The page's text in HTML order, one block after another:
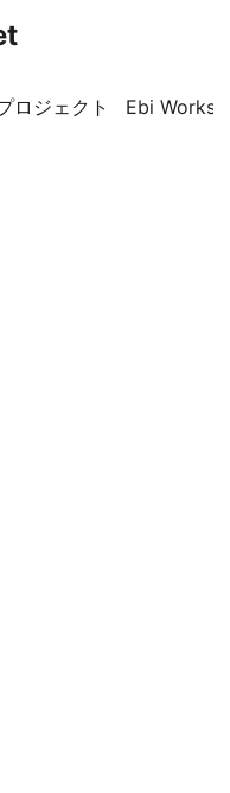
ロジェクト Ebi